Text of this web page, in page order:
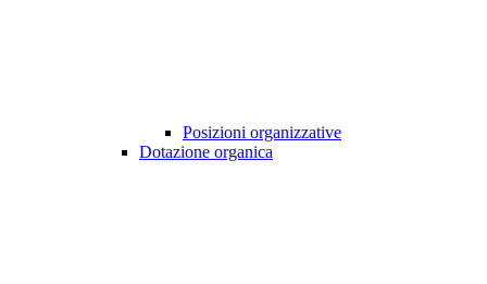
Posizioni organizzative
Dotazione organica